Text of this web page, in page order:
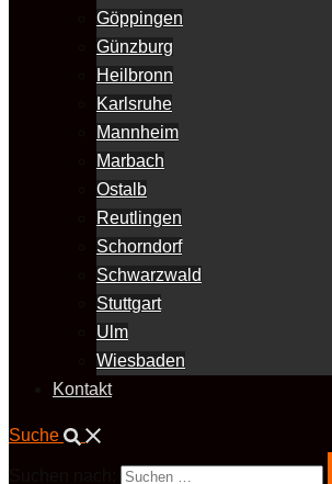
Göppingen
Günzburg
Heilbronn
Karlsruhe
Mannheim
Marbach
Ostalb
Reutlingen
Schorndorf
Schwarzwald
Stuttgart
Ulm
Wiesbaden
Kontakt
Suche